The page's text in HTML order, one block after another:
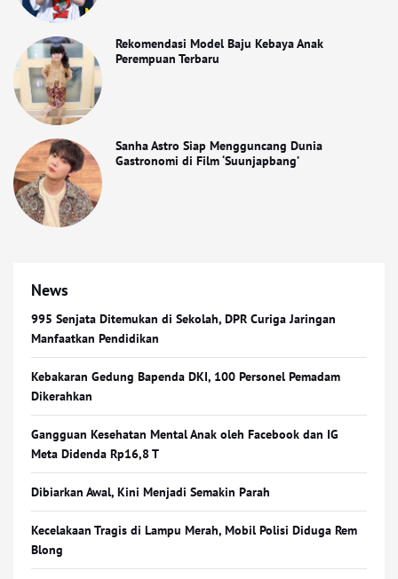
Rekomendasi Model Baju Kebaya Anak
Perempuan Terbaru
Sanha Astro Siap Mengguncang Dunia
Gastronomi di Film ‘Suunjapbang’
News
995 Senjata Ditemukan di Sekolah, DPR Curiga Jaringan
Manfaatkan Pendidikan
Kebakaran Gedung Bapenda DKI, 100 Personel Pemadam
Dikerahkan
Gangguan Kesehatan Mental Anak oleh Facebook dan IG
Meta Didenda Rp16,8 T
Dibiarkan Awal, Kini Menjadi Semakin Parah
Kecelakaan Tragis di Lampu Merah, Mobil Polisi Diduga Rem
Blong